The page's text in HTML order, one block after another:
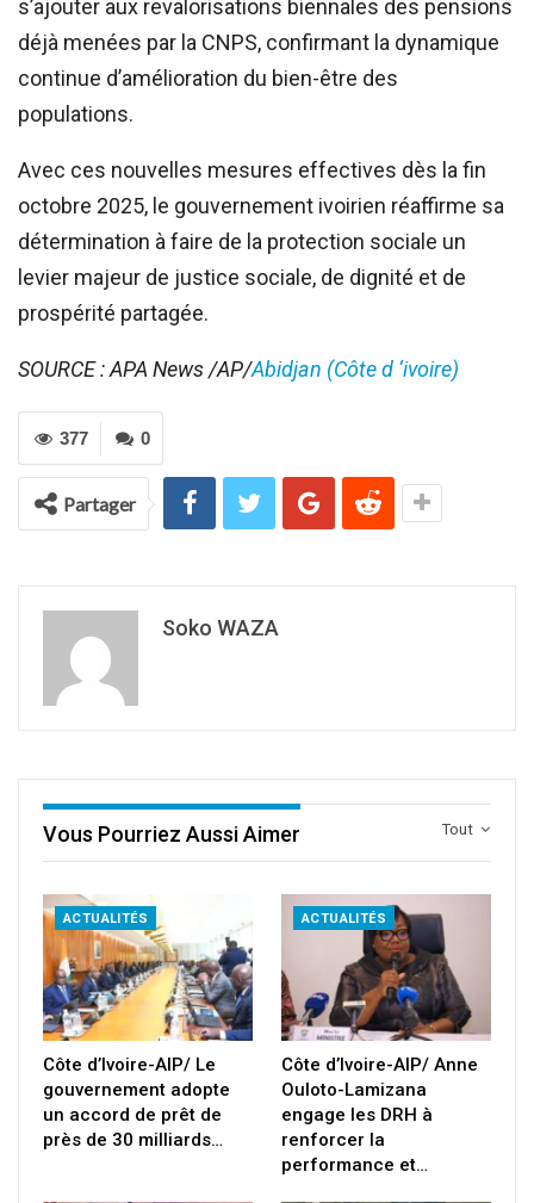
s’ajouter aux revalorisations biennales des pensions
déjà menées par la CNPS, confirmant la dynamique
continue d’amélioration du bien-être des
populations.
Avec ces nouvelles mesures effectives dès la fin
octobre 2025, le gouvernement ivoirien réaffirme sa
détermination à faire de la protection sociale un
levier majeur de justice sociale, de dignité et de
prospérité partagée.
SOURCE : APA News /AP/Abidjan (Côte d ‘ivoire)
0
377
Partager
Soko WAZA
Tout
Vous Pourriez Aussi Aimer
ACTUALITÉS
Côte d’Ivoire-AIP/ Le
gouvernement adopte
un accord de prêt de
près de 30 milliards…
ACTUALITÉS
Côte d’Ivoire-AIP/ Anne
Ouloto-Lamizana
engage les DRH à
renforcer la
performance et…